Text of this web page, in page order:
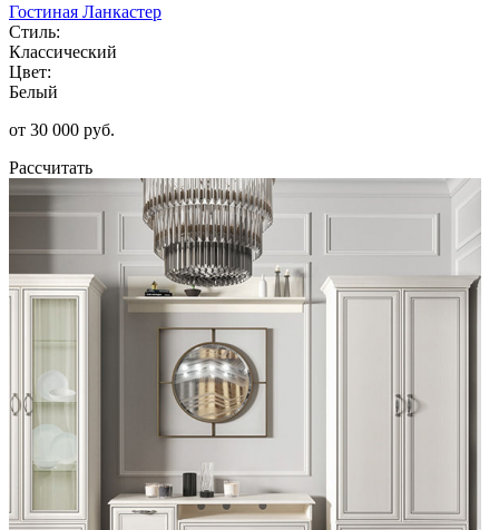
Гостиная Ланкастер
Стиль:
Классический
Цвет:
Белый
от 30 000 руб.
Рассчитать